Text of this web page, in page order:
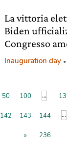
La vittoria
Biden
Congresso
Inauguration day
50 100 ...
142 143 144 ...
» 236